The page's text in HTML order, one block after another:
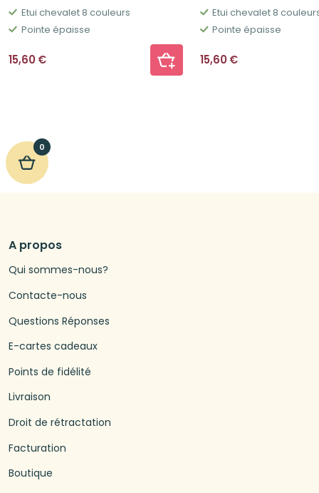
Etui chevalet 8 couleurs
Pointe épaisse
15,60€
Etui chevalet 8
Pointe épaisse
15,60 €
0
A propos
Qui sommes-nous?
Contacte-nous
Questions Réponses
E-cartes cadeaux
Points de fidélité
Livraison
Droit de rétractation
Facturation
Boutique